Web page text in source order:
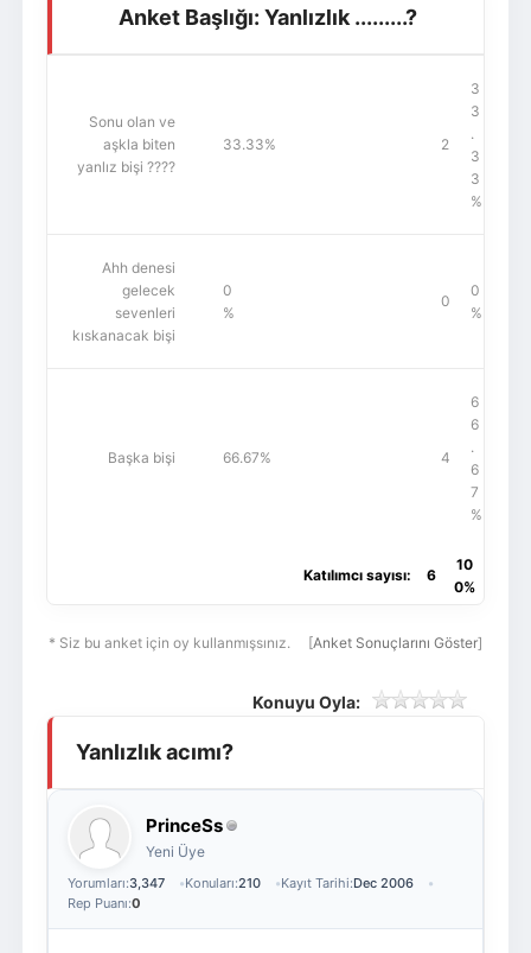
Anket Başlığı: Yanlızlık .........?
Sonu olan ve
aşkla biten
yanlız bişi ????
33.33% 2
3
3
.
3
3
%
Ahh denesi
gelecek
sevenleri
kıskanacak bişi
0
%
0
0
%
Başka bişi 66.67% 4
6
6
.
6
7
%
Katılımcı sayısı: 6
10
0%
* Siz bu anket için oy kullanmışsınız. [Anket Sonuçlarını Göster]
Konuyu Oyla:
Yanlızlık acımı?
PrinceSs
Yeni Üye
Yorumları:3,347 Konuları:210 Kayıt Tarihi:Dec 2006
Rep Puanı:0